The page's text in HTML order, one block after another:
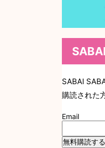
SABAI
購読された
Email